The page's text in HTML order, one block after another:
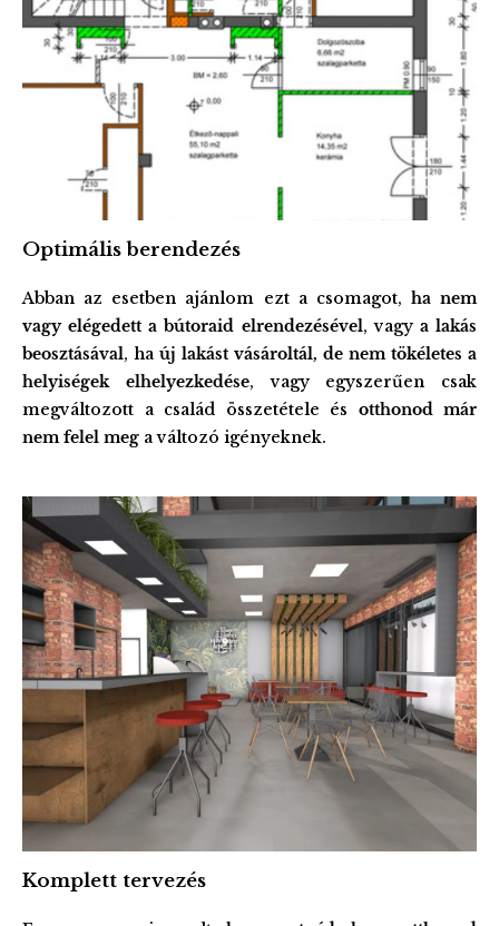
Optimális berendezés
Abban az esetben ajánlom ezt a csomagot, ha nem
vagy elégedett a bútoraid elrendezésével, vagy a lakás
beosztásával, ha új lakást vásároltál, de nem tökéletes a
helyiségek elhelyezkedése, vagy egyszerűen csak
megváltozott a család összetétele és otthonod már
nem felel meg a változó igényeknek.
Komplett tervezés